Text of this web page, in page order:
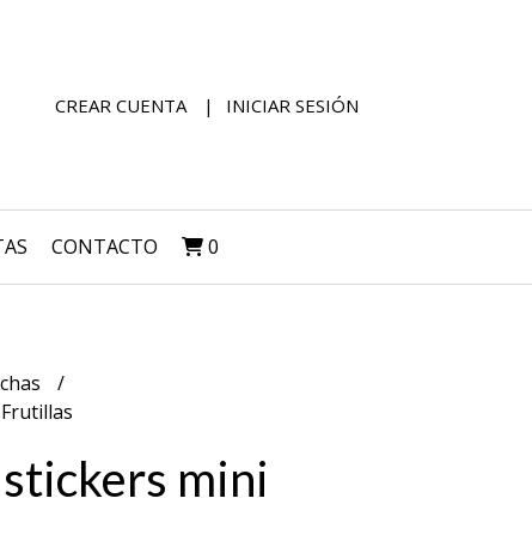
CREAR CUENTA INICIAR SESIÓN
CONTACTO 0
mini